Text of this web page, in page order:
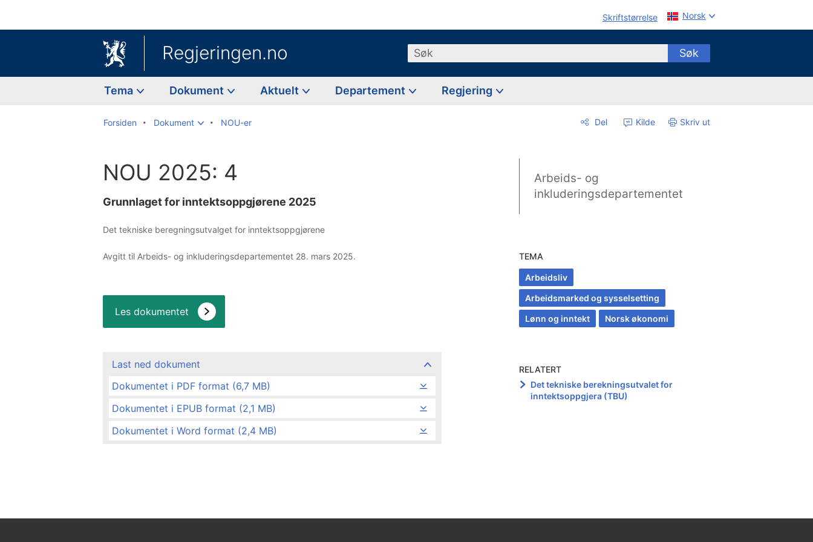
Skriftstørrelse Norsk
Regjeringen.no Søk Søk
Tema Dokument Aktuelt Departement Regjering
Forsiden Dokument NOU-er Del Kilde Skriv ut
NOU 2025: 4
Grunnlaget for inntektsoppgjørene 2025
Det tekniske beregningsutvalget for inntektsoppgjørene
Avgitt til Arbeids- og inkluderingsdepartementet 28. mars 2025.
Les dokumentet
Last ned dokument
Dokumentet i PDF format (6,7 MB)
Dokumentet i EPUB format (2,1 MB)
Dokumentet i Word format (2,4 MB)
Arbeids- og
inkluderingsdepartementet
TEMA
Arbeidsliv
Arbeidsmarked og sysselsetting
Lønn og inntekt
Norsk økonomi
RELATERT
Det tekniske berekningsutvalet for
inntektsoppgjera (TBU)